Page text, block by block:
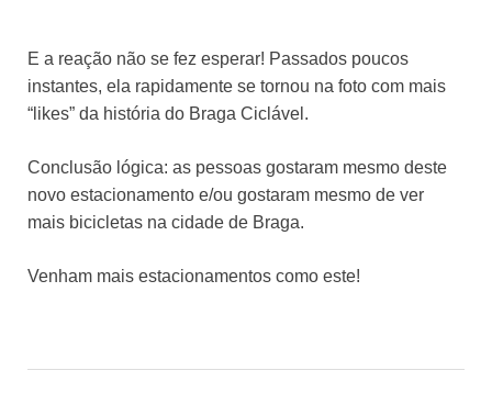
E a reação não se fez esperar! Passados poucos
instantes, ela rapidamente se tornou na foto com mais
“likes” da história do Braga Ciclável.
Conclusão lógica: as pessoas gostaram mesmo deste
novo estacionamento e/ou gostaram mesmo de ver
mais bicicletas na cidade de Braga.
Venham mais estacionamentos como este!